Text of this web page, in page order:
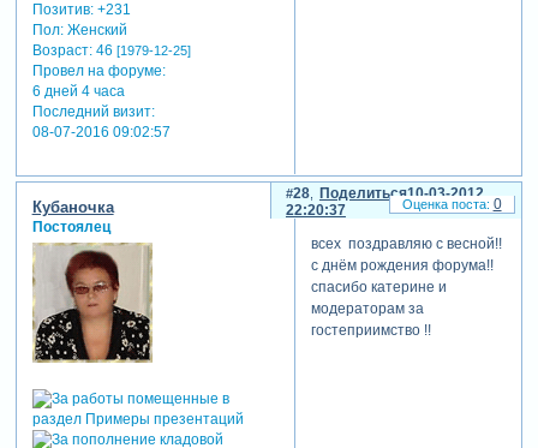
Позитив: +231
Пол:Женский
Возраст:46 [1979-12-25]
Провел на форуме:
6 дней 4 часа
Последний визит:
08-07-2016 09:02:57
Поделиться
28
10-03-2012
22:20:37
Кубаночка
Постоялец
всех поздравляю с весной!!
с днём рождения форума!!
спасибо катерине и
модераторам за
гостеприимство !!
0